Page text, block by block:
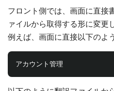
フロント側では、画面に直接
ァイルから取得する形に変更
例えば、画面に直接以下のよ